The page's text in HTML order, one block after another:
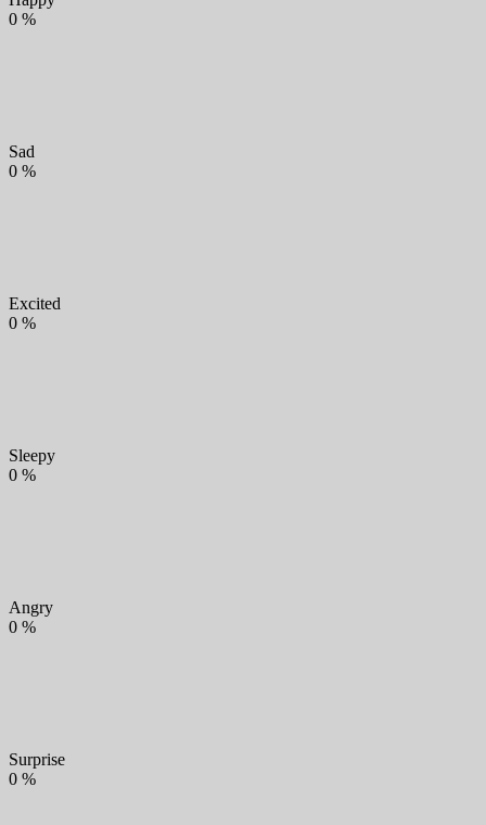
0 %
Sad
0 %
Excited
0 %
Sleepy
0 %
Angry
0 %
Surprise
0 %